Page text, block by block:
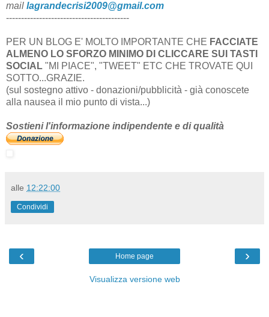
mail lagrandecrisi2009@gmail.com
-----------------------------------------
PER UN BLOG E' MOLTO IMPORTANTE CHE FACCIATE
ALMENO LO SFORZO MINIMO DI CLICCARE SUI TASTI
SOCIAL "MI PIACE", "TWEET" ETC CHE TROVATE QUI
SOTTO...GRAZIE.
(sul sostegno attivo - donazioni/pubblicità - già conoscete
alla nausea il mio punto di vista...)
Sostieni l'informazione indipendente e di qualità
alle 12:22:00
Condividi
‹ ›
Home page
Visualizza versione web